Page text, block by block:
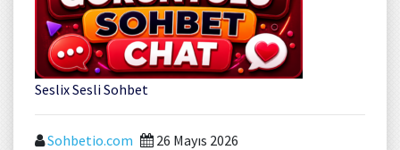
Seslix Sesli Sohbet
Sohbetio.com
26 Mayıs 2026